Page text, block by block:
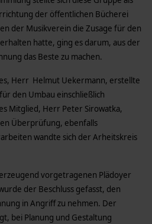
der öffentlichen Bücherei
der Musikverein die Zusage für den
hatte, ging es darum, aus der
das Beste zu machen.
Herr Helmut Uekermann, erstellte
den Umbau einschließlich
Mitglied, Herr Peter Sirowatka,
Überprüfung, ebenfalls
wandte sich der Arheitskreis
vorgetragenen Plädoyer
der Beschluss gefasst, den
in Angriff zu nehmen. Der
bei Planung und Gestaltung